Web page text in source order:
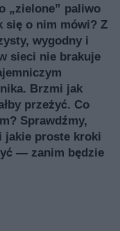
„zielone” paliwo
się o nim mówi? Z
wygodny i
sieci nie brakuje
Brzmi jak
przeżyć. Co
Sprawdźmy,
jakie proste kroki
— zanim będzie